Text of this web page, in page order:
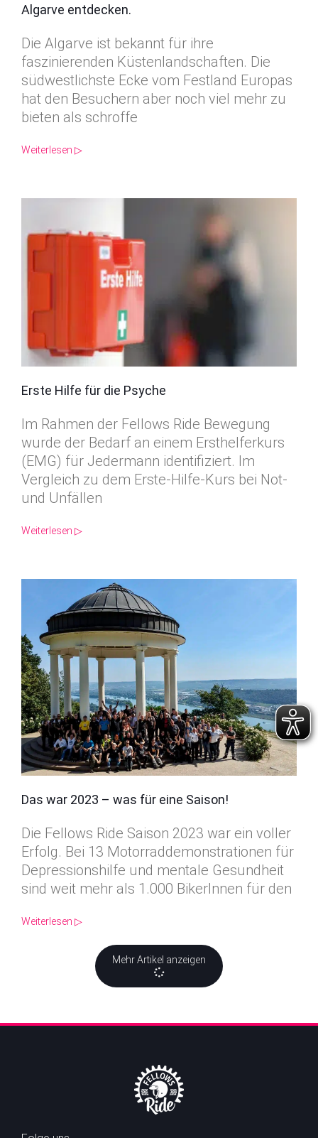
Algarve entdecken.
Die Algarve ist bekannt für ihre
faszinierenden Küstenlandschaften. Die
südwestlichste Ecke vom Festland Europas
hat den Besuchern aber noch viel mehr zu
bieten als schroffe
Weiterlesen ▷
Erste Hilfe für die Psyche
Im Rahmen der Fellows Ride Bewegung
wurde der Bedarf an einem Ersthelferkurs
(EMG) für Jedermann identifiziert. Im
Vergleich zu dem Erste-Hilfe-Kurs bei Not-
und Unfällen
Weiterlesen ▷
Das war 2023 – was für eine Saison!
Die Fellows Ride Saison 2023 war ein voller
Erfolg. Bei 13 Motorraddemonstrationen für
Depressionshilfe und mentale Gesundheit
sind weit mehr als 1.000 BikerInnen für den
Weiterlesen ▷
Mehr Artikel anzeigen